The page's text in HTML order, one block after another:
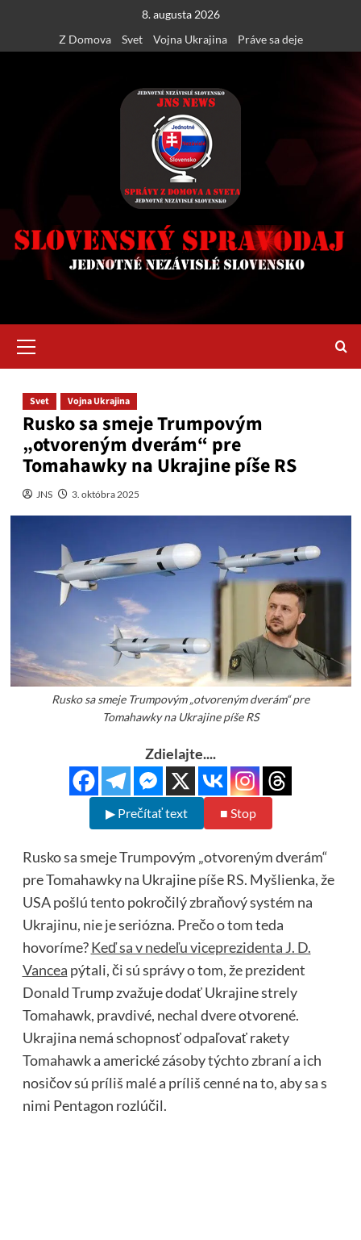
content
8. augusta 2026
Z Domova
Svet Vojna Ukrajina Práve sa deje
Menu
Svet Vojna Ukrajina
Rusko sa smeje Trumpovým
„otvoreným dverám“ pre
Tomahawky na Ukrajine píše RS
JNS 3. októbra 2025
Rusko sa smeje Trumpovým „otvoreným dverám“ pre
Tomahawky na Ukrajine píše RS
Zdielajte....
▶ Prečítať text ■ Stop
Rusko sa smeje Trumpovým „otvoreným dverám“
pre Tomahawky na Ukrajine píše RS. Myšlienka, že
USA pošlú tento pokročilý zbraňový systém na
Ukrajinu, nie je seriózna. Prečo o tom teda
hovoríme?Keď sa v nedeľu viceprezidenta J. D.
Vancea pýtali, či sú správy o tom, že prezident
Donald Trump zvažuje dodať Ukrajine strely
Tomahawk, pravdivé, nechal dvere otvorené.
Ukrajina nemá schopnosť odpaľovať rakety
Tomahawk a americké zásoby týchto zbraní a ich
nosičov sú príliš malé a príliš cenné na to, aby sa s
nimi Pentagon rozlúčil.